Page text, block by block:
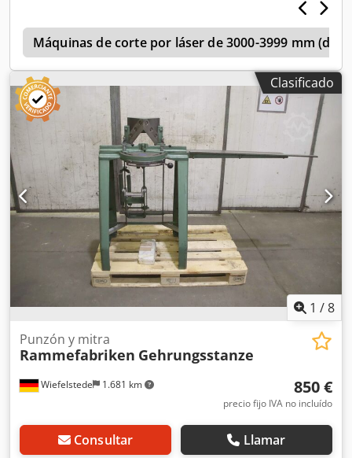
Máquinas de corte por láser de 3000-3999 mm
Clasificado
1 /8
Wiefelstede 1.681 km
Punzón y mitra
Rammefabriken Gehrungsstanze
850 €
precio fijo IVA no incluído
Consultar Llamar